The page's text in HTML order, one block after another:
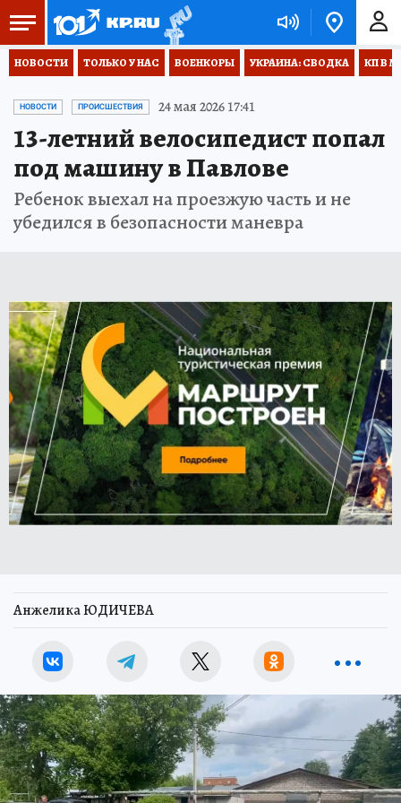
НОВОСТИ ТОЛЬКО У НАС ВОЕНКОРЫ УКРАИНА: СВОДКА КП В
НОВОСТИ ПРОИСШЕСТВИЯ 24 мая 2026 17:41
13-летний велосипедист попал
под машину в Павлове
Ребенок выехал на проезжую часть и не
убедился в безопасности маневра
Анжелика ЮДИЧЕВА